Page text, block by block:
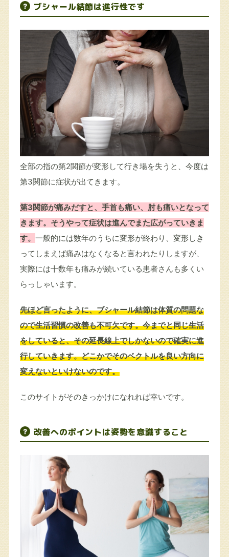
ブシャール結節は進行性です
全部の指の第2関節が変形して行き場を失うと、今度は
第3関節に症状が出てきます。
第3関節が痛みだすと、手首も痛い、肘も痛いとなって
きます。そうやって症状は進んでまた広がっていきま
す。 一般的には数年のうちに変形が終わり、変形しき
ってしまえば痛みはなくなると言われたりしますが、
実際には十数年も痛みが続いている患者さんも多くい
らっしゃいます。
先ほど言ったように、ブシャール結節は体質の問題な
ので生活習慣の改善も不可欠です。今までと同じ生活
をしていると、その延長線上でしかないので確実に進
行していきます。どこかでそのベクトルを良い方向に
変えないといけないのです。
このサイトがそのきっかけになれれば幸いです。
改善へのポイントは姿勢を意識すること